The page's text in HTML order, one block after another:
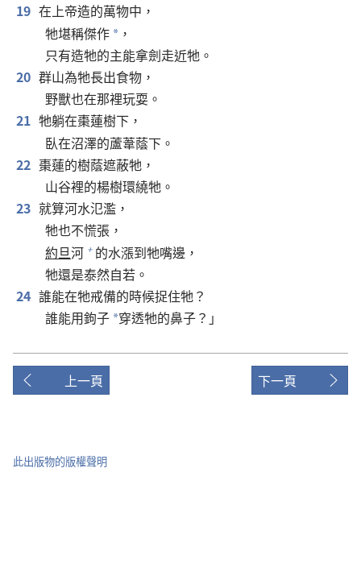
19 在上帝造的萬物中，
牠堪稱傑作 * ，
只有造牠的主能拿劍走近牠。
20 群山為牠長出食物，
野獸也在那裡玩耍。
21 牠躺在棗蓮樹下，
臥在沼澤的蘆葦蔭下。
22 棗蓮的樹蔭遮蔽牠，
山谷裡的楊樹環繞牠。
23 就算河水氾濫，
牠也不慌張，
約旦河 + 的水漲到牠嘴邊，
牠還是泰然自若。
24 誰能在牠戒備的時候捉住牠？
誰能用鉤子 *穿透牠的鼻子？」
上一頁 下一頁
此出版物的版權聲明